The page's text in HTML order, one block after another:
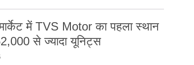
में TVS Motor का पहला स्थान
से ज्यादा यूनिट्स